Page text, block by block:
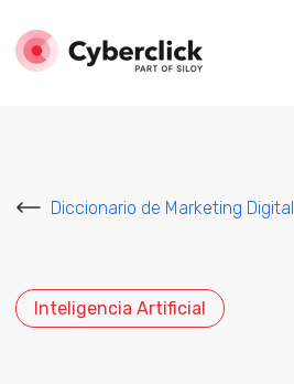
Diccionario de Marketing Digital
Inteligencia Artificial